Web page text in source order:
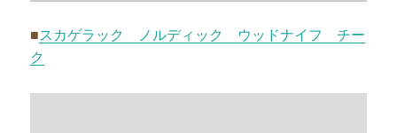
■スカゲラック ノルディック ウッドナイフ チー
ク